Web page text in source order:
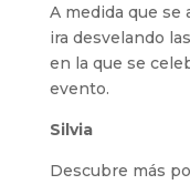
A medida que se
ira desvelando
en la que se
evento.
Silvia
Descubre más